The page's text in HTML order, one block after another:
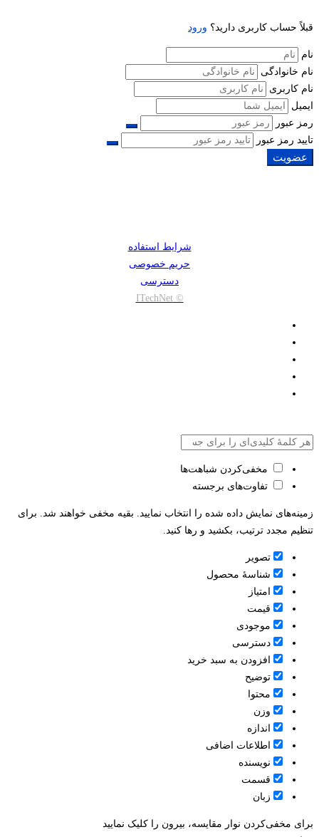
نام
دانشجو
قبلاً حساب کاربری دارید؟ ورود
نام
نام خانوادگی
نام کاربری
ایمیل
رمز عبور
تایید رمز عبور
عضویت
شرایط استفاده
حریم خصوصی
دسترسی
© ITechNet
مخفی‌کردن شباهت‌ها
تفاوت‌های برجسته
زمینه‌های نمایش داده شده را انتخاب نمایید. بقیه مخفی خواهند شد. برای
تنظیم مجدد ترتیب، بکشید و رها کنید.
تصویر
شناسۀ محصول
امتیاز
قيمت
موجودی
دسترسی
افزودن به سبد خرید
توضیح
محتوا
وزن
اندازه
اطلاعات اضافی
نویسنده
قسمت
زبان
برای مخفی‌کردن نوار مقایسه، بیرون را کلیک نمایید